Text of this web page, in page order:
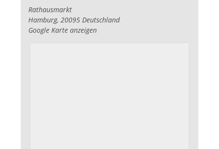
Rathausmarkt
Hamburg, 20095 Deutschland
Google Karte anzeigen